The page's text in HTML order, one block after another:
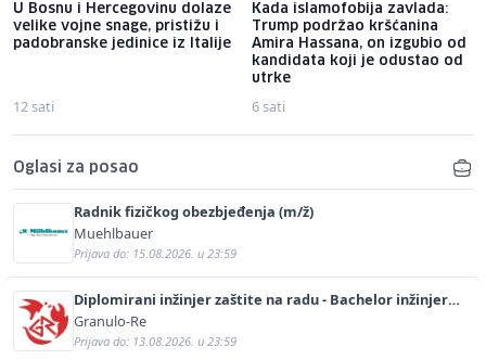
U Bosnu i Hercegovinu dolaze
velike vojne snage, pristižu i
padobranske jedinice iz Italije
12 sati
Kada islamofobija zavlada:
Trump podržao kršćanina
Amira Hassana, on izgubio od
kandidata koji je odustao od
utrke
6 sati
Oglasi za posao
Radnik fizičkog obezbjeđenja (m/ž)
Muehlbauer
Prijava do: 15.08.2026. u 23:59
Diplomirani inžinjer zaštite na radu - Bachelor inžinjer
sigurnosti i pomoći (m/ž)
Granulo-Re
Prijava do: 13.08.2026. u 23:59